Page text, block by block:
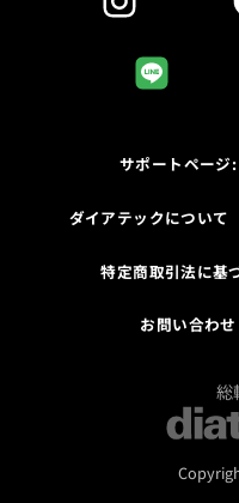
サポートページ
ダイアテックについて
特定商取引法に基
お問い合わせ
総